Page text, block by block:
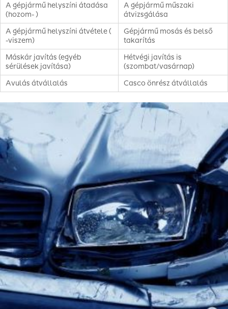
A gépjármű helyszíni átadása
(hozom- )
A gépjármű műszaki
átvizsgálása
A gépjármű helyszíni átvétele (
-viszem)
Gépjármű mosás és belső
takarítás
Máskár javítás (egyéb
sérülések javítása)
Hétvégi javítás is
(szombat/vasárnap)
Avulás átvállalás
Casco önrész átvállalás